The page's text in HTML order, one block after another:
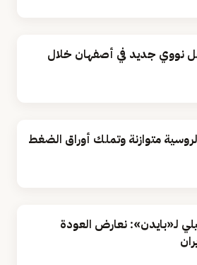
نووي جديد في أصفهان خلال
متوازنة وتملك أوراق الضغط
لـ«بايدن»: نعارض العودة